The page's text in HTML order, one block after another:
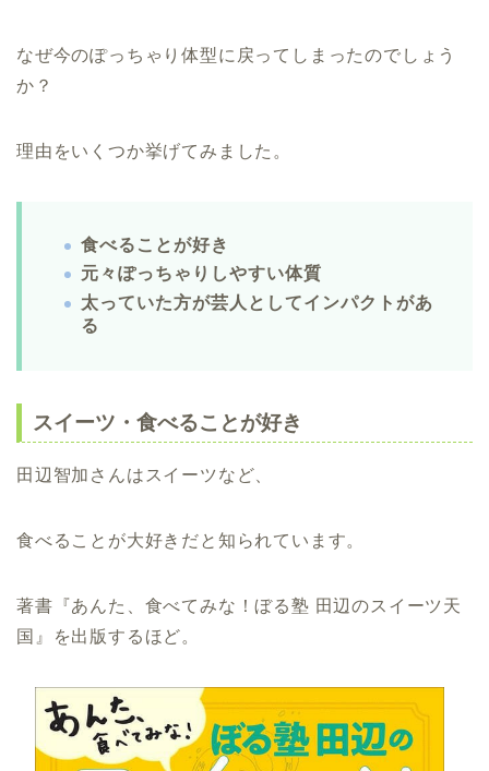
なぜ今のぽっちゃり体型に戻ってしまったのでしょう
か？
理由をいくつか挙げてみました。
食べることが好き
元々ぽっちゃりしやすい体質
太っていた方が芸人としてインパクトがあ
る
スイーツ・食べることが好き
田辺智加さんはスイーツなど、
食べることが大好きだと知られています。
著書『あんた、食べてみな！ぼる塾 田辺のスイーツ天
国』を出版するほど。